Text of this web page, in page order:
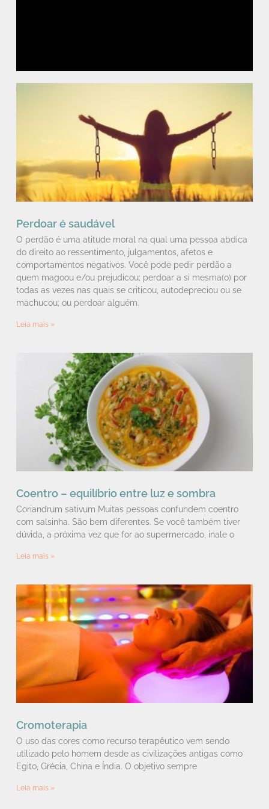
Perdoar é saudável
O perdão é uma atitude moral na qual uma pessoa abdica
do direito ao ressentimento, julgamentos, afetos e
comportamentos negativos. Você pode pedir perdão a
quem magoou e/ou prejudicou; perdoar a si mesma(o) por
todas as vezes nas quais se criticou, autodepreciou ou se
machucou; ou perdoar alguém.
Leia mais »
Coentro – equilíbrio entre luz e sombra
Coriandrum sativum Muitas pessoas confundem coentro
com salsinha. São bem diferentes. Se você também tiver
dúvida, a próxima vez que for ao supermercado, inale o
Leia mais »
Cromoterapia
O uso das cores como recurso terapêutico vem sendo
utilizado pelo homem desde as civilizações antigas como
Egito, Grécia, China e Índia. O objetivo sempre
Leia mais »